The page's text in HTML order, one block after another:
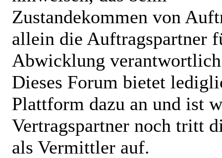
Zustandekommen von
allein die Auftragspartner
Abwicklung
Dieses Forum bietet
Plattform dazu an und ist
Vertragspartner noch tritt
als Vermittler auf.